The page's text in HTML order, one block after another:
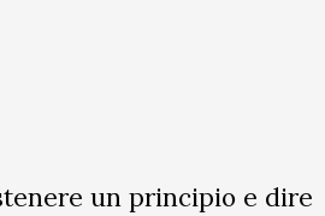
un principio e dire